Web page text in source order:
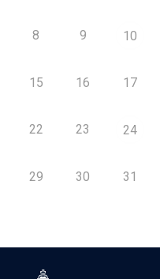
8 9 10
15 16 17
22 23 24
29 30 31